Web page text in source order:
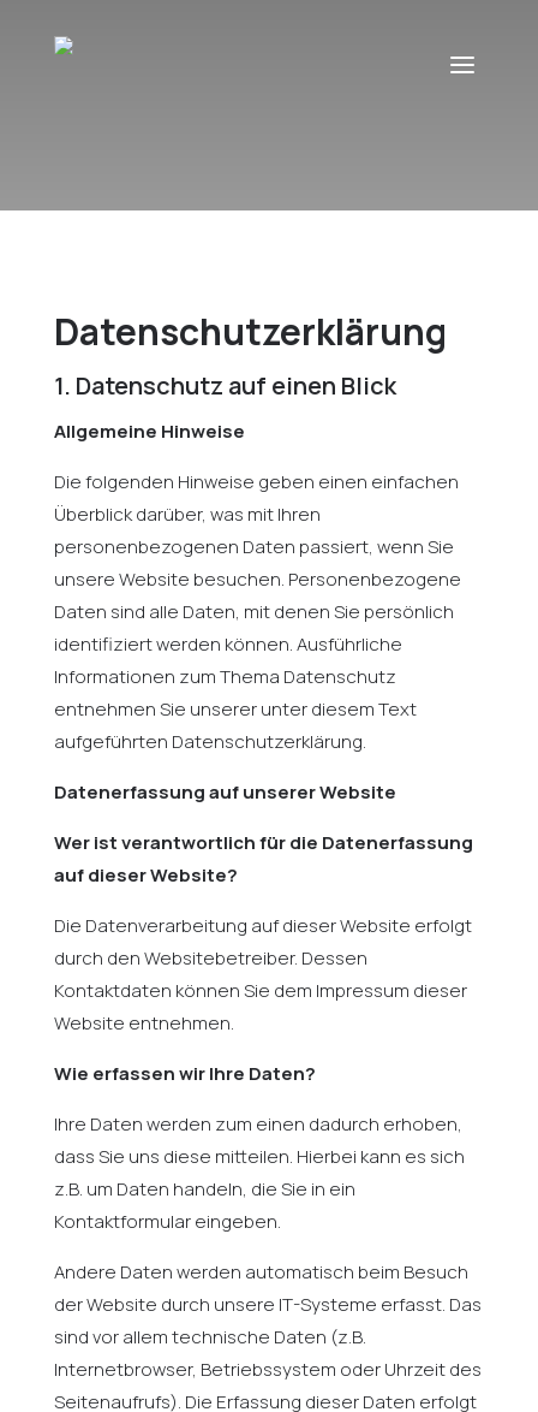
Datenschutzerklärung
1. Datenschutz auf einen Blick
Allgemeine Hinweise
Die folgenden Hinweise geben einen einfachen
Überblick darüber, was mit Ihren
personenbezogenen Daten passiert, wenn Sie
unsere Website besuchen. Personenbezogene
Daten sind alle Daten, mit denen Sie persönlich
identifiziert werden können. Ausführliche
Informationen zum Thema Datenschutz
entnehmen Sie unserer unter diesem Text
aufgeführten Datenschutzerklärung.
Datenerfassung auf unserer Website
Wer ist verantwortlich für die Datenerfassung
auf dieser Website?
Die Datenverarbeitung auf dieser Website erfolgt
durch den Websitebetreiber. Dessen
Kontaktdaten können Sie dem Impressum dieser
Website entnehmen.
Wie erfassen wir Ihre Daten?
Ihre Daten werden zum einen dadurch erhoben,
dass Sie uns diese mitteilen. Hierbei kann es sich
z.B. um Daten handeln, die Sie in ein
Kontaktformular eingeben.
Andere Daten werden automatisch beim Besuch
der Website durch unsere IT-Systeme erfasst. Das
sind vor allem technische Daten (z.B.
Internetbrowser, Betriebssystem oder Uhrzeit des
Seitenaufrufs). Die Erfassung dieser Daten erfolgt